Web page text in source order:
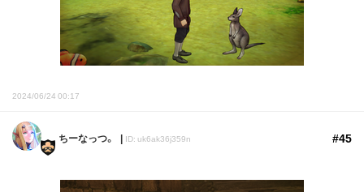
2024/06/24 00:17
ちーなっつ。 ID: uk6ak36j359n #45